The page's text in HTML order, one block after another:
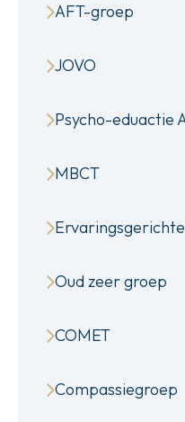
AFT-groep
JOVO
Psycho-eduactie
MBCT
Oud zeer groep
COMET
Compassiegroep